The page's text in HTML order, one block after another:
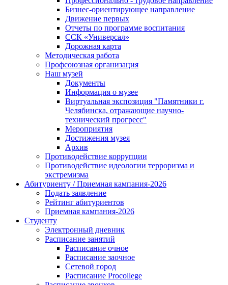
Бизнес-ориентирующее направление
Движение первых
Отчеты по программе воспитания
ССК «Универсал»
Дорожная карта
Методическая работа
Профсоюзная организация
Наш музей
Документы
Информация о музее
Виртуальная экспозиция "Памятники г.
Челябинска, отражающие научно-
технический прогресс"
Мероприятия
Достижения музея
Архив
Противодействие коррупции
Противодействие идеологии терроризма и
экстремизма
Абитуриенту / Приемная кампания-2026
Подать заявление
Рейтинг абитуриентов
Приемная кампания-2026
Студенту
Электронный дневник
Расписание занятий
Расписание очное
Расписание заочное
Сетевой город
Расписание Procollege